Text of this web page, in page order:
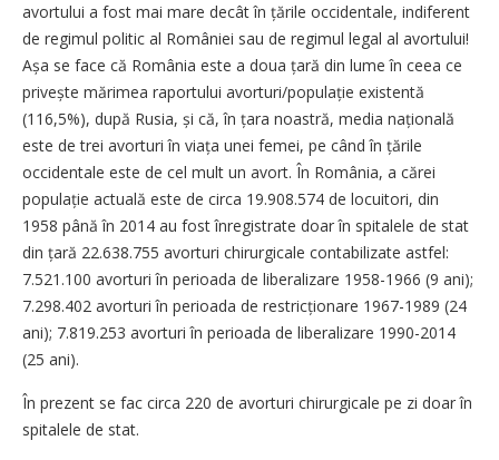
avortului a fost mai mare decât în țările occidentale, indiferent
de regimul politic al României sau de regimul legal al avortului!
Așa se face că România este a doua țară din lume în ceea ce
privește mărimea raportului avorturi/populație existentă
(116,5%), după Rusia, și că, în țara noastră, media națională
este de trei avorturi în viața unei femei, pe când în țările
occidentale este de cel mult un avort. În România, a cărei
populație actuală este de circa 19.908.574 de locuitori, din
1958 până în 2014 au fost înregistrate doar în spitalele de stat
din țară 22.638.755 avorturi chirurgicale contabilizate astfel:
7.521.100 avorturi în perioada de liberalizare 1958-1966 (9 ani);
7.298.402 avorturi în perioada de restric­ționare 1967-1989 (24
ani); 7.819.253 avorturi în perioada de liberalizare 1990-2014
(25 ani).
În prezent se fac circa 220 de avorturi chirurgicale pe zi doar în
spitalele de stat.